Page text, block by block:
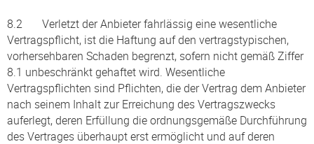
8.2 Verletzt der Anbieter fahrlässig eine wesentliche
Vertragspflicht, ist die Haftung auf den vertragstypischen,
vorhersehbaren Schaden begrenzt, sofern nicht gemäß Ziffer
8.1 unbeschränkt gehaftet wird. Wesentliche
Vertragspflichten sind Pflichten, die der Vertrag dem Anbieter
nach seinem Inhalt zur Erreichung des Vertragszwecks
auferlegt, deren Erfüllung die ordnungsgemäße Durchführung
des Vertrages überhaupt erst ermöglicht und auf deren